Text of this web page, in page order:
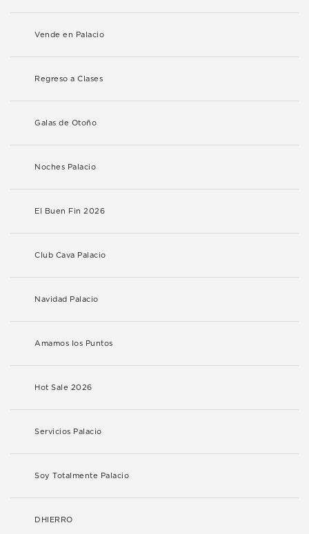
Vende en Palacio
Regreso a Clases
Galas de Otoño
Noches Palacio
El Buen Fin 2026
Club Cava Palacio
Navidad Palacio
Amamos los Puntos
Hot Sale 2026
Servicios Palacio
Soy Totalmente Palacio
DHIERRO